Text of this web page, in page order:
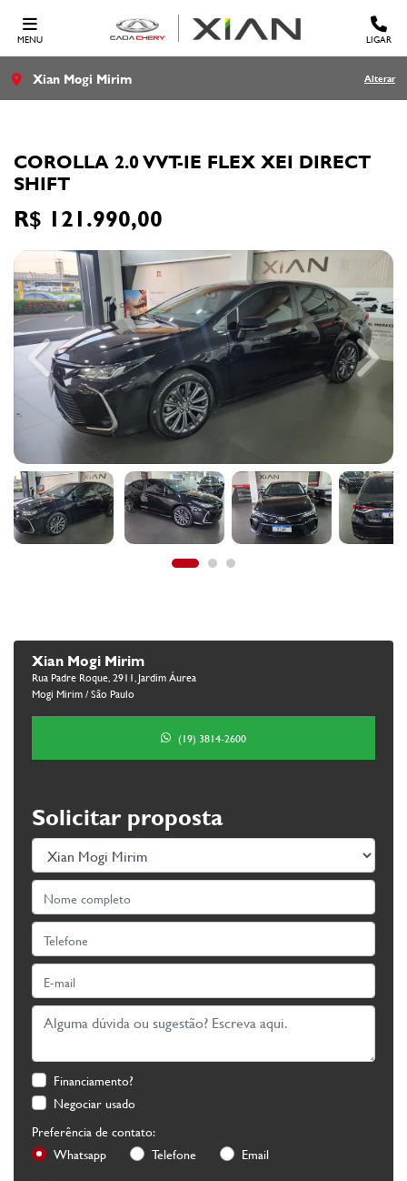
MENU LIGAR
Xian Mogi Mirim Alterar
COROLLA 2.0 VVT-IE FLEX XEI DIRECT
SHIFT
R$ 121.990,00
Previous Next
Xian Mogi Mirim
Rua Padre Roque, 2911, Jardim Áurea
Mogi Mirim / São Paulo
(19) 3814-2600
Solicitar proposta
Financiamento?
Negociar usado
Preferência de contato:
Whatsapp
Telefone
Email